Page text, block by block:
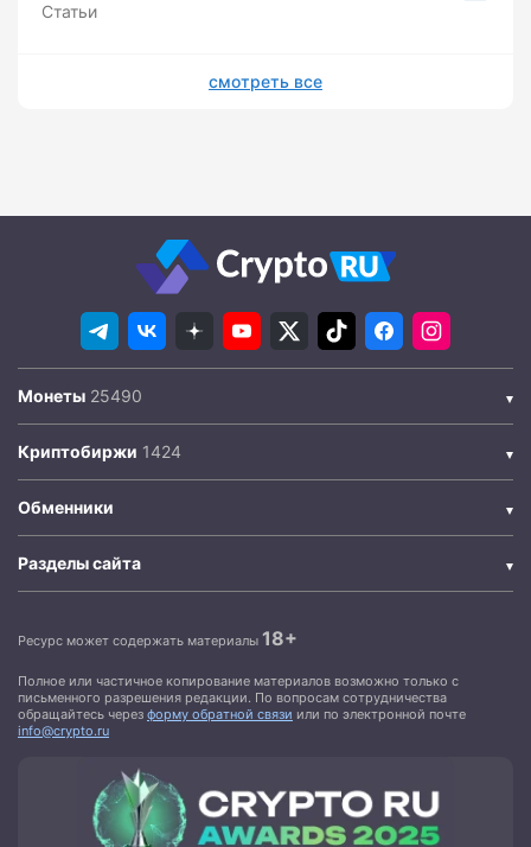
Статьи
смотреть все
Монеты
Криптобиржи
Обменники
Разделы сайта
Ресурс может содержать материалы 18+
Полное или частичное копирование материалов возможно только с
письменного разрешения редакции. По вопросам сотрудничества
обращайтесь через форму обратной связи или по электронной почте
info@crypto.ru